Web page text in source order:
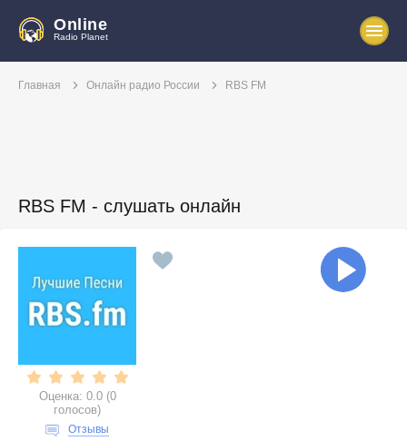
Online
Radio Planet
Главная Онлайн радио России RBS FM
RBS FM - слушать онлайн
Оценка: 0.0 (0
голосов)
Отзывы